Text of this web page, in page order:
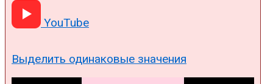
YouTube
Выделить одинаковые значения